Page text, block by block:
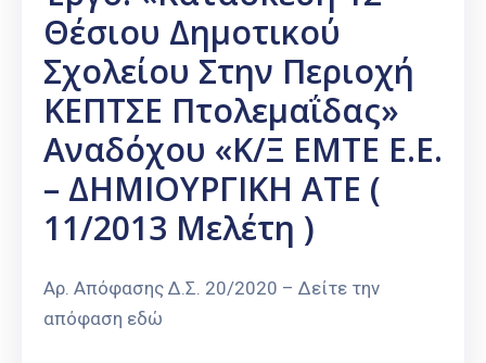
Θέσιου Δημοτικού
Σχολείου Στην Περιοχή
ΚΕΠΤΣΕ Πτολεμαΐδας»
Αναδόχου «Κ/Ξ ΕΜΤΕ Ε.Ε.
– ΔΗΜΙΟΥΡΓΙΚΗ ΑΤΕ (
11/2013 Μελέτη )
Αρ. Απόφασης Δ.Σ. 20/2020 – Δείτε την
απόφαση εδώ